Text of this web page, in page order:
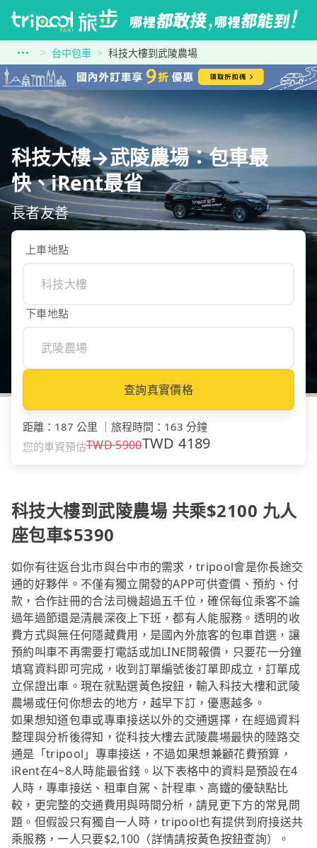
台中包車 科技大樓到武陵農場
科技大樓→武陵農場：包車最
快、iRent最省
長者友善
上車地點
下車地點
查詢真實價格
距離 ： 187 公里 旅程時間 ： 163 分鐘
您的車資預估TWD5900TWD4189
科技大樓到武陵農場 共乘$2100 九人
座包車$5390
如你有往返台北市與台中市的需求，tripool會是你長途交
通的好夥伴。不僅有獨立開發的APP可供查價、預約、付
款，合作註冊的合法司機超過五千位，確保每位乘客不論
過年過節還是清晨深夜上下班，都有人能服務。透明的收
費方式與無任何隱藏費用，是國內外旅客的包車首選，讓
預約叫車不再需要打電話或加LINE問報價，只要花一分鐘
填寫資料即可完成，收到訂單編號後訂單即成立，訂單成
立保證出車。現在就點選黃色按鈕，輸入科技大樓和武陵
農場或任何你想去的地方，越早下訂，優惠越多。
如果想知道包車或專車接送以外的交通選擇，在經過資料
整理與分析後得知，從科技大樓去武陵農場最快的陸路交
通是「tripool」專車接送，不過如果想兼顧花費預算，
iRent在4~8人時能最省錢。以下表格中的資料是預設在4
人時，專車接送、租車自駕、計程車、高鐵的優缺點比
較，更完整的交通費用與時間分析，請見更下方的常見問
題。但假設只有獨自一人時，tripool也有提供到府接送共
乘服務，一人只要$2,100（詳情請按黃色按鈕查詢）。